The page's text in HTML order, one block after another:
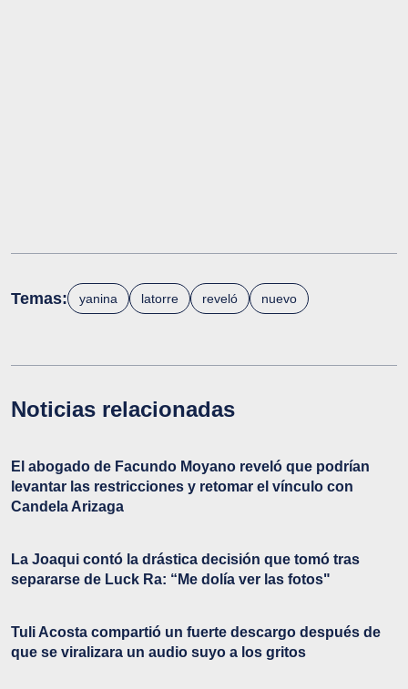
Temas: yanina latorre reveló nuevo
Noticias relacionadas
El abogado de Facundo Moyano reveló que podrían
levantar las restricciones y retomar el vínculo con
Candela Arizaga
La Joaqui contó la drástica decisión que tomó tras
separarse de Luck Ra: “Me dolía ver las fotos"
Tuli Acosta compartió un fuerte descargo después de
que se viralizara un audio suyo a los gritos